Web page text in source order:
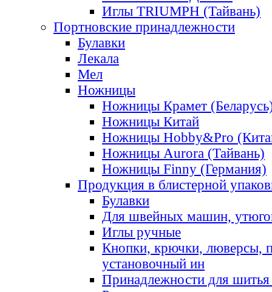
Иглы TRIUMPH (Тайвань)
Портновские принадлежности
Булавки
Лекала
Мел
Ножницы
Ножницы Крамет
Ножницы Китай
Ножницы Hobby&Pro
Ножницы Aurora (Тайвань)
Ножницы Finny (Германия)
Продукция в блистерной
Булавки
Для швейных машин,
Иглы ручные
Кнопки, крючки, люверсы,
установочный ин
Принадлежности для шитья